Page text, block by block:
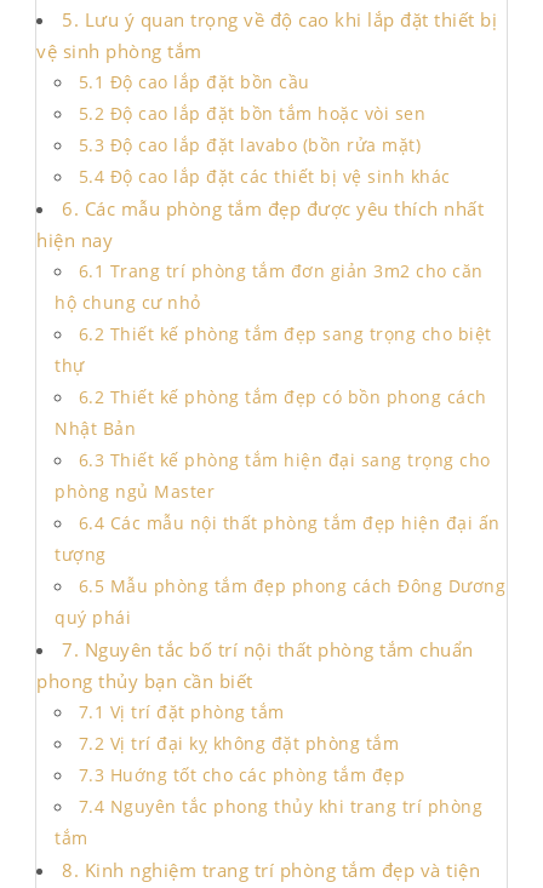
5. Lưu ý quan trọng về độ cao khi lắp đặt thiết bị
vệ sinh phòng tắm
5.1 Độ cao lắp đặt bồn cầu
5.2 Độ cao lắp đặt bồn tắm hoặc vòi sen
5.3 Độ cao lắp đặt lavabo (bồn rửa mặt)
5.4 Độ cao lắp đặt các thiết bị vệ sinh khác
6. Các mẫu phòng tắm đẹp được yêu thích nhất
hiện nay
6.1 Trang trí phòng tắm đơn giản 3m2 cho căn
hộ chung cư nhỏ
6.2 Thiết kế phòng tắm đẹp sang trọng cho biệt
thự
6.2 Thiết kế phòng tắm đẹp có bồn phong cách
Nhật Bản
6.3 Thiết kế phòng tắm hiện đại sang trọng cho
phòng ngủ Master
6.4 Các mẫu nội thất phòng tắm đẹp hiện đại ấn
tượng
6.5 Mẫu phòng tắm đẹp phong cách Đông Dương
quý phái
7. Nguyên tắc bố trí nội thất phòng tắm chuẩn
phong thủy bạn cần biết
7.1 Vị trí đặt phòng tắm
7.2 Vị trí đại kỵ không đặt phòng tắm
7.3 Huớng tốt cho các phòng tắm đẹp
7.4 Nguyên tắc phong thủy khi trang trí phòng
tắm
8. Kinh nghiệm trang trí phòng tắm đẹp và tiện